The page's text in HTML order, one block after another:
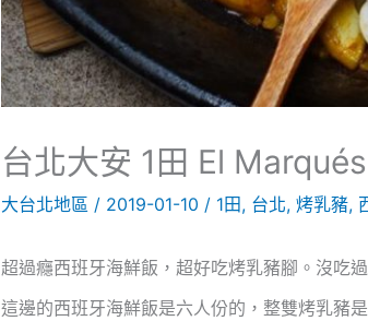
台北大安 1田 El
大台北地區 / 2019-01-10 / 1田, 台北, 烤乳豬,
超過癮西班牙海鮮飯，超好吃烤乳豬腳。沒吃
這邊的西班牙海鮮飯是六人份的，整雙烤乳豬